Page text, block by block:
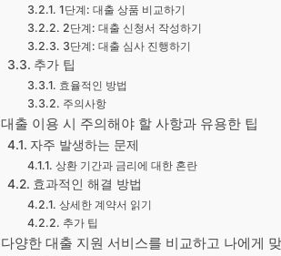
1단계: 대출 상품 비교하기
2단계: 대출 신청서 작성하기
3단계: 대출 심사 진행하기
추가 팁
효율적인 방법
주의사항
대출 이용 시 주의해야 할 사항과 유용한 팁
자주 발생하는 문제
상환 기간과 금리에 대한 혼란
효과적인 해결 방법
상세한 계약서 읽기
추가 팁
다양한 대출 지원 서비스를 비교하고 나에게